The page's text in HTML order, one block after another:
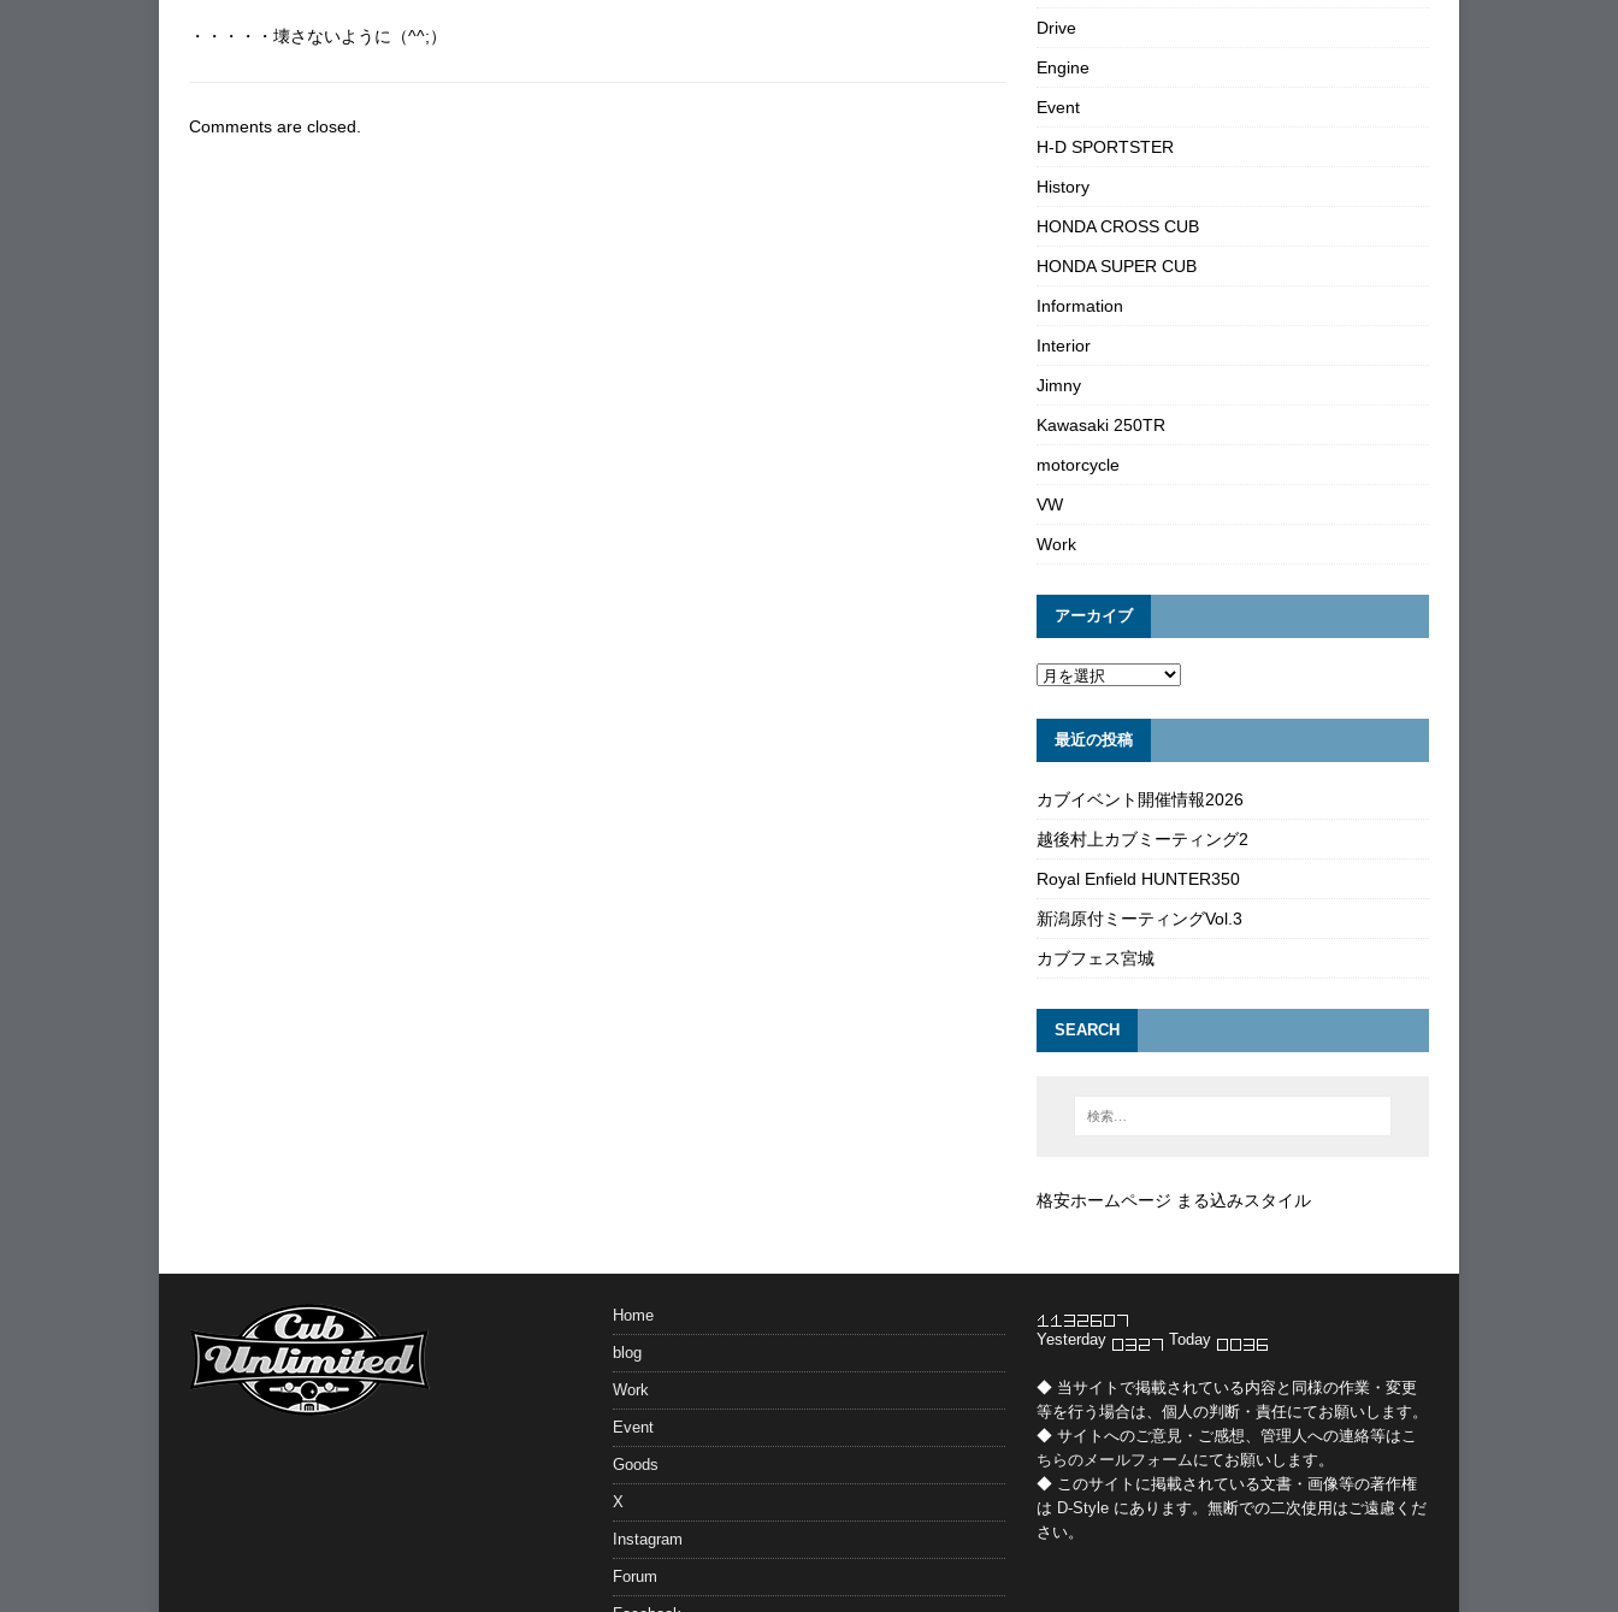
・・・・・壊さないように（^^;）
Comments are closed.
Drive
Engine
Event
H-D SPORTSTER
History
HONDA CROSS CUB
HONDA SUPER CUB
Information
Interior
Jimny
Kawasaki 250TR
motorcycle
VW
Work
アーカイブ
最近の投稿
カブイベント開催情報2026
越後村上カブミーティング2
Royal Enfield HUNTER350
新潟原付ミーティングVol.3
カブフェス宮城
SEARCH
格安ホームページ まる込みスタイル
Home
blog
Work
Event
Goods
X
Instagram
Forum
Yesterday Today
◆ 当サイトで掲載されている内容と同様の作業・変更
等を行う場合は、個人の判断・責任にてお願いします。
◆ サイトへのご意見・ご感想、管理人への連絡等は こ
ちらのメールフォームにてお願いします。
◆ このサイトに掲載されている文書・画像等の著作権
は D-Styleにあります。無断での二次使用はご遠慮くだ
さい。